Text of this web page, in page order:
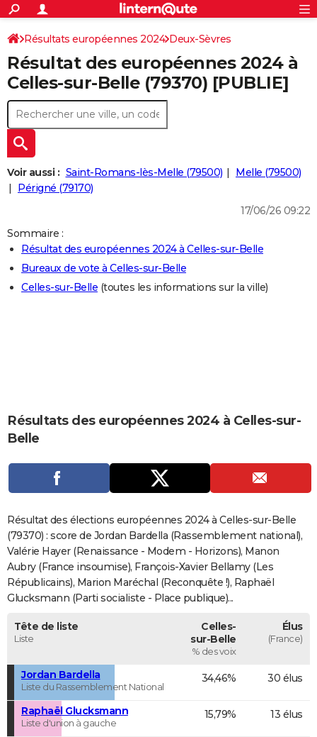
ACTUALITÉS
Politique
Société
Faits Divers
Education
Monde
Villes
+
SPORT
Coupe du monde 2026
Football
Tennis
Cyclisme
Rugby
Forum
CULTURE
Programme TV
TNT
Streaming
Cinéma
Sorties cinéma
Musique
+
FINANCE
Retraite
Impôts
Epargne
Immobilier
Risques naturels par ville
Banque
Assurance
Crédit
AUTO
Essais
Réserver un essai
Citadines
Berlines
SUV
Forum auto
+
HIGH-TECH
Mobiles
Meilleur smartphone
Internet
Ordinateurs
Jeux vidéo
Guide high-tech
BRICOLAGE
Guides de France
Escapades
Patrimoine
Expositions
Musées
Week-end nature
LIFESTYLE
Art de vivre
Bien-être
Loisirs
Mode
Modes de vie
CARTE DE VOEUX
Carte de Noël
Carte Bonne année
Carte Saint-Valentin
Carte Pâques
Carte d'anniversaire
Dictionnaire
Biographies
Expressions
Proverbes
PROGRAMME TV
S'inscrire
Se connecter
Lycées
Collèges
Primaires
Universités
Entreprises
Service militaire
Avis de recherche
AVIS DE DÉCÈS
FORUM
Bricolage
Lifestyle
Culture
SportAuto
Television
Voyage
Cinema
S'inscrire
Connexion
Résultats européennes 2024 Deux-Sèvres
Résultat des européennes 2024 à
Celles-sur-Belle (79370) [PUBLIE]
Voir aussi : Saint-Romans-lès-Melle (79500)
Melle (79500)
Périgné (79170)
17/06/26 09:22
Sommaire :
Résultat des européennes 2024 à Celles-sur-Belle
Bureaux de vote à Celles-sur-Belle
Celles-sur-Belle (toutes les informations sur la ville)
Résultats des européennes 2024 à Celles-sur-
Belle
Résultat des élections européennes 2024 à Celles-sur-Belle
(79370) : score de Jordan Bardella (Rassemblement national),
Valérie Hayer (Renaissance - Modem - Horizons), Manon
Aubry (France insoumise), François-Xavier Bellamy (Les
Républicains), Marion Maréchal (Reconquête !), Raphaël
Glucksmann (Parti socialiste - Place publique)...
Tête de liste
Liste
Celles-
sur-Belle
% des voix
Élus
(France)
Jordan Bardella
Liste du Rassemblement National
34,46% 30 élus
Raphaël Glucksmann
Liste d'union à gauche
15,79% 13 élus